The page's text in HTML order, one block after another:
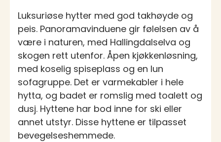
Luksuriøse hytter med god takhøyde og
peis. Panoramavinduene gir følelsen av å
være i naturen, med Hallingdalselva og
skogen rett utenfor. Åpen kjøkkenløsning,
med koselig spiseplass og en lun
sofagruppe. Det er varmekabler i hele
hytta, og badet er romslig med toalett og
dusj. Hyttene har bod inne for ski eller
annet utstyr. Disse hyttene er tilpasset
bevegelseshemmede.